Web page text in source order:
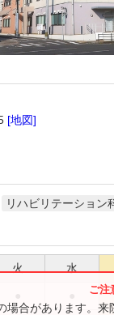
[地図]
リハビリテーション
火 水
合があります。来